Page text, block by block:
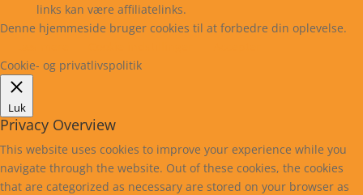
links kan være affiliatelinks.
Denne hjemmeside bruger cookies til at forbedre din oplevelse.
Cookie- og privatlivspolitik
Luk
Privacy Overview
This website uses cookies to improve your experience while you
navigate through the website. Out of these cookies, the cookies
that are categorized as necessary are stored on your browser as